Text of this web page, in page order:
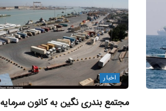
اخبار
مجتمع بندری نگین به کانون سرمایه‌